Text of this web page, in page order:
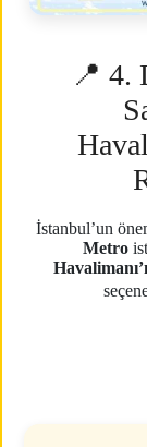
📍 4.
İstanbul’un
Metro